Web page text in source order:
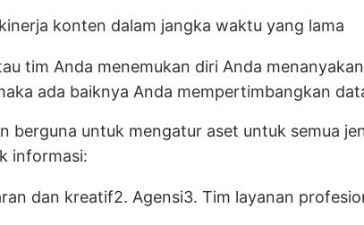
konten dalam jangka waktu yang lama
tim Anda menemukan diri Anda
ada baiknya Anda mempertimbangkan
berguna untuk mengatur aset untuk semua
informasi:
dan kreatif2. Agensi3. Tim layanan